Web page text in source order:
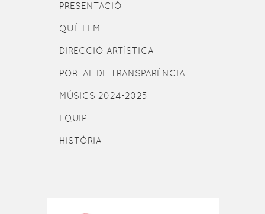
PRESENTACIÓ
QUÈ FEM
DIRECCIÓ ARTÍSTICA
PORTAL DE TRANSPARÈNCIA
MÚSICS 2024-2025
EQUIP
HISTÒRIA